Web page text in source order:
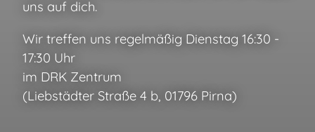
uns auf dich.
Wir treffen uns regelmäßig Dienstag 16:30 -
17:30 Uhr
im DRK Zentrum
(Liebstädter Straße 4 b, 01796 Pirna)